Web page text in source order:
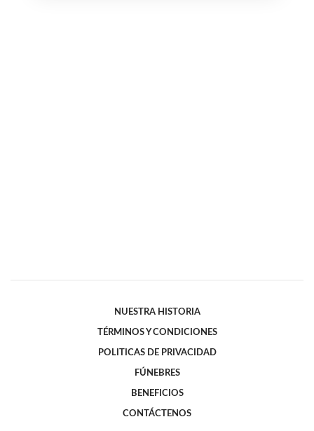
NUESTRA HISTORIA
TÉRMINOS Y CONDICIONES
POLITICAS DE PRIVACIDAD
FÚNEBRES
BENEFICIOS
CONTÁCTENOS